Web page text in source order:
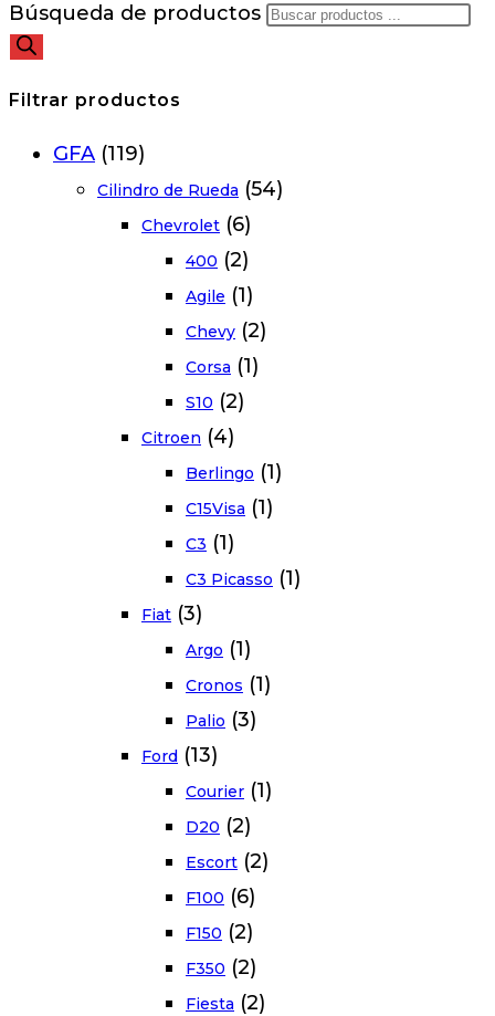
Búsqueda de productos
Filtrar productos
GFA (119)
Cilindro de Rueda (54)
Chevrolet (6)
400 (2)
Agile (1)
Chevy (2)
Corsa (1)
S10 (2)
Citroen (4)
Berlingo (1)
C15Visa (1)
C3 (1)
C3 Picasso (1)
Fiat (3)
Argo (1)
Cronos (1)
Palio (3)
Ford (13)
Courier (1)
D20 (2)
Escort (2)
F100 (6)
F150 (2)
F350 (2)
Fiesta (2)